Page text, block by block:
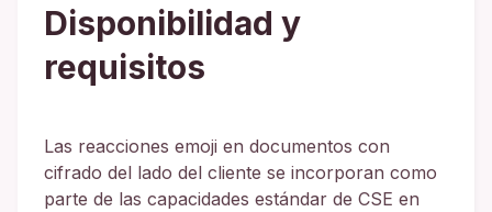
Disponibilidad y
requisitos
Las reacciones emoji en documentos con
cifrado del lado del cliente se incorporan como
parte de las capacidades estándar de CSE en